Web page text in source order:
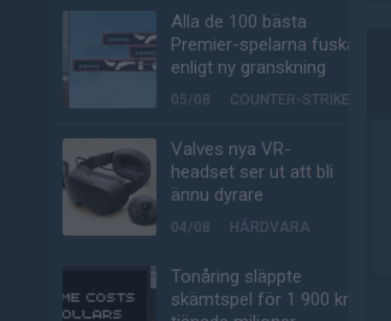
Alla de 100 bästa
Premier-spelarna fuskar
enligt ny granskning
05/08 COUNTER-STRIKE
Valves nya VR-
headset ser ut att bli
ännu dyrare
04/08 HÅRDVARA
Tonåring släppte
skämtspel för 1 900 kr –